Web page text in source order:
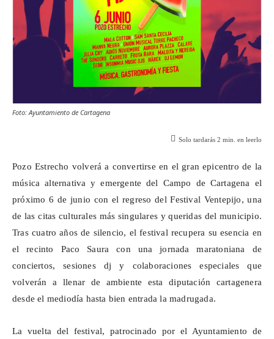
Foto: Ayuntamiento de Cartagena
Solo tardarás 2 min. en leerlo
Pozo Estrecho volverá a convertirse en el gran epicentro de la
música alternativa y emergente del Campo de Cartagena el
próximo 6 de junio con el regreso del Festival Ventepijo, una
de las citas culturales más singulares y queridas del municipio.
Tras cuatro años de silencio, el festival recupera su esencia en
el recinto Paco Saura con una jornada maratoniana de
conciertos, sesiones dj y colaboraciones especiales que
volverán a llenar de ambiente esta diputación cartagenera
desde el mediodía hasta bien entrada la madrugada.
La vuelta del festival, patrocinado por el Ayuntamiento de